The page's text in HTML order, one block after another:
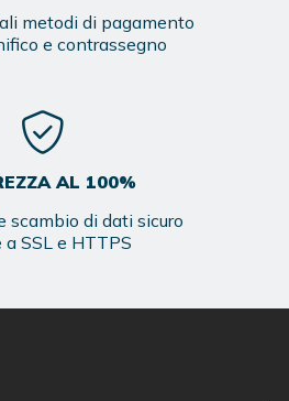
metodi di pagamento
e contrassegno
AL 100%
scambio di dati sicuro
a SSL e HTTPS